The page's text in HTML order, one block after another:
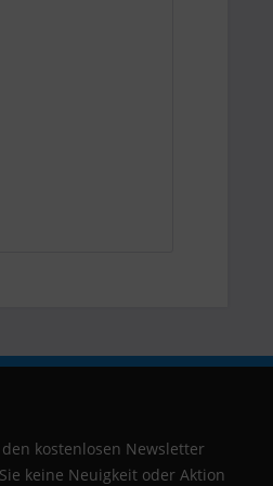
kostenlosen Newsletter
keine Neuigkeit oder Aktion